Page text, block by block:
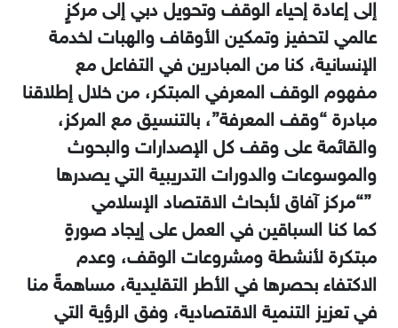
إلى إعادة إحياء الوقف وتحويل دبي إلى ‏مركزٍ
عالمي لتحفيز وتمكين الأوقاف والهبات لخدمة
الإنسانية، كنا من المبادرين في التفاعل مع
مفهوم ‏الوقف المعرفي المبتكر، من خلال إطلاقنا
مبادرة “وقف المعرفة”‏، بالتنسيق مع المركز،
والقائمة على وقف كل الإصدارات والبحوث
‏والموسوعات والدورات ‏التدريبية التي يصدرها
“مركز آفاق لأبحاث الاقتصاد ‏الإسلامي”
كما كنا ‏السباقين في العمل على ‏إيجاد صورةٍ
مبتكرة لأنشطة ومشروعات الوقف، وعدم
الاكتفاء بحصرها في الأطر التقليدية، مساهمةً منا
في ‏تعزيز التنمية الاقتصادية، وفق الرؤية التي